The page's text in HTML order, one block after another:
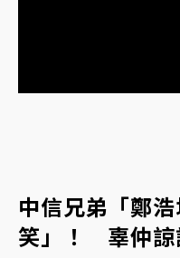
標？ 鴻海本週法說法
中租控股7月營收創
獨家｜
和欣客運總裁
中信兄弟「鄭
笑」！ 辜仲諒